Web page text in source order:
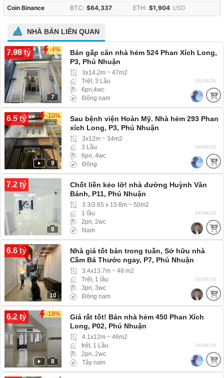
Coin Binance
BTC: $64,337 ETH: $1,904 USD
NHÀ BÁN LIÊN QUAN
7.98 tỷ -4%
7
Bán gấp căn nhà hẻm 524 Phan Xích Long,
P3, Phú Nhuận
3x14.2m ~ 47m2
Trệt, 3 Lầu
6pn,4wc
Đông nam
06/08/26
6.5 tỷ -10%
9
Sau bệnh viện Hoàn Mỹ. Nhà hẻm 293 Phan
xích Long, P3, Phú Nhuận
3x12m ~ 34m2
3 Lầu
6pn, 4wc
Đông
06/08/26
7.2 tỷ
8
Chốt liền kẻo lỡ! nhà đường Huỳnh Văn
Bánh, P11, Phú Nhuận
3.3/3.65 x 15.8m ~ 50m2
1 lầu
2pn, 2wc
Nam
04/08/26
6.6 tỷ
10
Nhà giá tốt bán trong tuần, Sở hữu nhà
Cầm Bá Thước ngay, P7, Phú Nhuận
3.4x13.7m ~ 48 m2
Trệt, 1 lầu
3pn, 3wc
Đông nam
04/08/26
6.2 tỷ -18%
8
Giá rất tốt! Bán nhà hẻm 450 Phan Xích
Long, P02, Phú Nhuận
4.1x12m ~ 46m2
trệt, 1 Lầu
2pn, 2wc
Tây nam
04/08/26